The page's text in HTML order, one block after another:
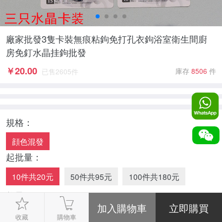
廠家批發3隻卡裝無痕粘鉤免打孔衣鉤浴室衛生間廚
房免釘水晶挂鉤批發
￥20.00 已售 2605件 庫存 8506 件
規格：
顔色混發
起批量：
10件共20元 50件共95元 100件共180元
數量：
-
+
收藏 購物車